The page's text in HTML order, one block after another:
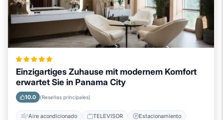
Einzigartiges Zuhause mit modernem Komfort
erwartet Sie in Panama City
10.0 (Reseñas principales)
Aire acondicionado TELEVISOR Estacionamiento